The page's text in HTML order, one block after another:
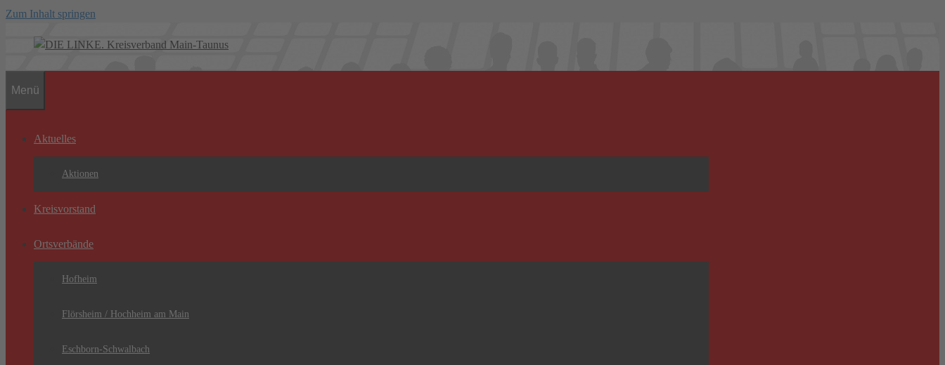
Zum Inhalt springen
Menü
Aktuelles
Aktionen
Kreisvorstand
Ortsverbände
Hofheim
Flörsheim / Hochheim am Main
Eschborn-Schwalbach